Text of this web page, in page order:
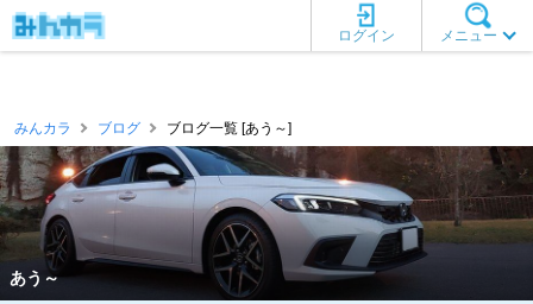
メニュー
ログイン
みんカラ ブログ ブログ一覧 [あう～]
あう～